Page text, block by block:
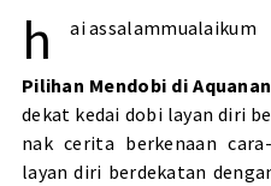
h ai assalammualaikum
Pilihan Mendobi di
dekat kedai dobi layan diri
nak cerita berkenaan
layan diri berdekatan